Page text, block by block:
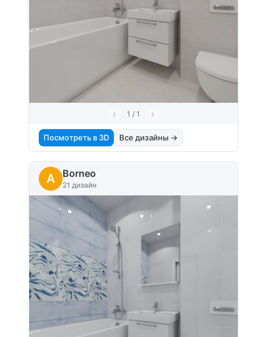
‹ 1 / 1 ›
Посмотреть в 3D Все дизайны →
A Borneo
21 дизайн